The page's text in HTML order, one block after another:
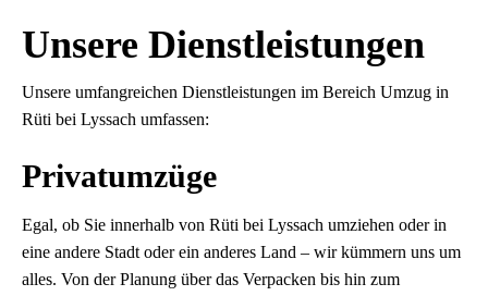
Unsere Dienstleistungen
Unsere umfangreichen Dienstleistungen im Bereich Umzug in
Rüti bei Lyssach umfassen:
Privatumzüge
Egal, ob Sie innerhalb von Rüti bei Lyssach umziehen oder in
eine andere Stadt oder ein anderes Land – wir kümmern uns um
alles. Von der Planung über das Verpacken bis hin zum